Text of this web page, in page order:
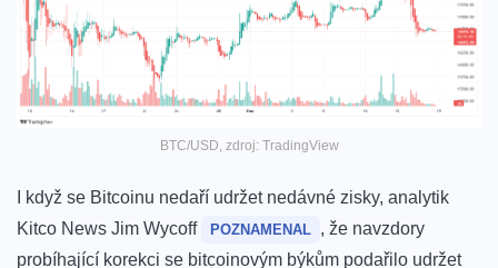
BTC/USD, zdroj: TradingView
I když se Bitcoinu nedaří udržet nedávné zisky, analytik
Kitco News Jim Wycoff
POZNAMENAL , že navzdory
probíhající korekci se bitcoinovým býkům podařilo udržet